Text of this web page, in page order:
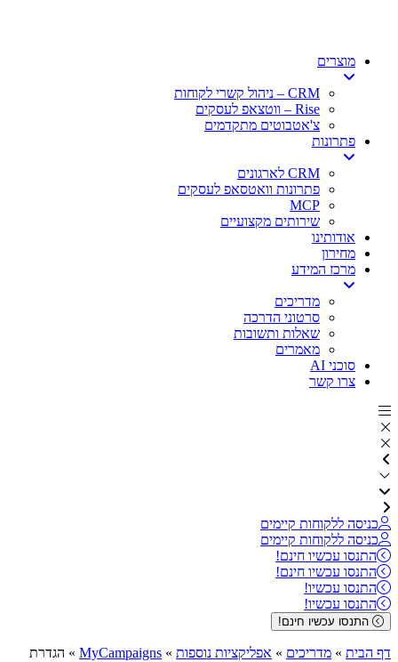
מוצרים
CRM – ניהול קשרי לקוחות
Rise – ווטצאפ לעסקים
צ'אטבוטים מתקדמים
פתרונות
CRM לארגונים
פתרונות וואטסאפ לעסקים
MCP
שירותים מקצועיים
אודותינו
מחירון
מרכז המידע
מדריכים
סרטוני הדרכה
שאלות ותשובות
מאמרים
סוכני AI
צרו קשר
כניסה ללקוחות קיימים
כניסה ללקוחות קיימים
התנסו עכשיו חינם!
התנסו עכשיו חינם!
התנסו עכשיו!
התנסו עכשיו!
התנסו עכשיו חינם!
דף הבית » מדריכים » אפליקציות נוספות »
MyCampaigns
» הגדרת